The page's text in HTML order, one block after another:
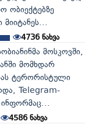
ობიექტებზე
მიიტანეს...
4736ნახვა
მოსკოვში,
მომხდარ
ტერორისტული
Telegram-
ინფორმაც...
4586ნახვა